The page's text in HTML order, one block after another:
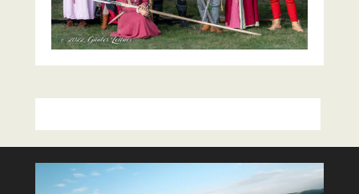
Player